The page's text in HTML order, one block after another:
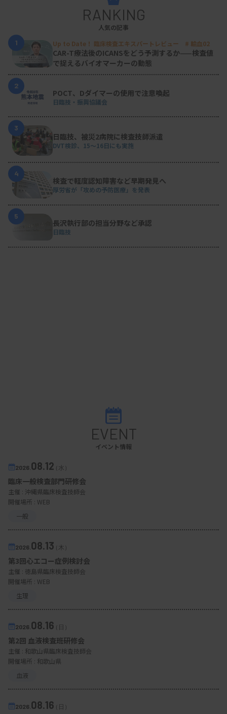
RANKING
人気の記事
1
Up to Date！ 臨床検査エキスパートレビュー # 輸血02
CAR-T療法後のICANSをどう予測するか——検査値
で捉えるバイオマーカーの動態
2
POCT、Dダイマーの使用で注意喚起
日臨技・振興協議会
3
日臨技、被災2病院に検査技師派遣
DVT検診、15～16日にも実施
4
検査で軽度認知障害など早期発見へ
厚労省が「攻めの予防医療」を発表
5
長沢執行部の担当分野など承認
日臨技
EVENT
イベント情報
2026. 08.12（水）
臨床一般検査部門研修会
主催 : 沖縄県臨床検査技師会
開催場所 : WEB
一般
2026. 08.13（木）
第3回心エコー症例検討会
主催 : 徳島県臨床検査技師会
開催場所 : WEB
生理
2026. 08.16（日）
第2回 血液検査班研修会
主催 : 和歌山県臨床検査技師会
開催場所 : 和歌山県
血液
2026. 08.16（日）